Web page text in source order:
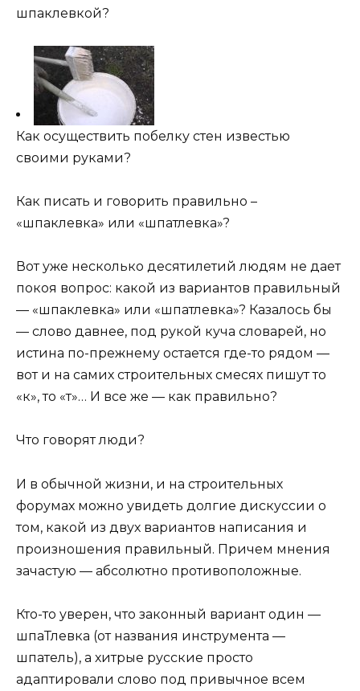
шпаклевкой?
Как осуществить побелку стен известью
своими руками?
Как писать и говорить правильно –
«шпаклевка» или «шпатлевка»?
Вот уже несколько десятилетий людям не дает
покоя вопрос: какой из вариантов правильный
— «шпаклевка» или «шпатлевка»? Казалось бы
— слово давнее, под рукой куча словарей, но
истина по-прежнему остается где-то рядом —
вот и на самих строительных смесях пишут то
«к», то «т»… И все же — как правильно?
Что говорят люди?
И в обычной жизни, и на строительных
форумах можно увидеть долгие дискуссии о
том, какой из двух вариантов написания и
произношения правильный. Причем мнения
зачастую — абсолютно противоположные.
Кто-то уверен, что законный вариант один —
шпаТлевка (от названия инструмента —
шпатель), а хитрые русские просто
адаптировали слово под привычное всем